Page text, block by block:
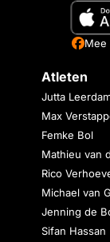
Mee
Atleten
Jutta
Max
Femke Bol
Mathieu van
Rico
Michael van
Jenning de
Sifan Hassan